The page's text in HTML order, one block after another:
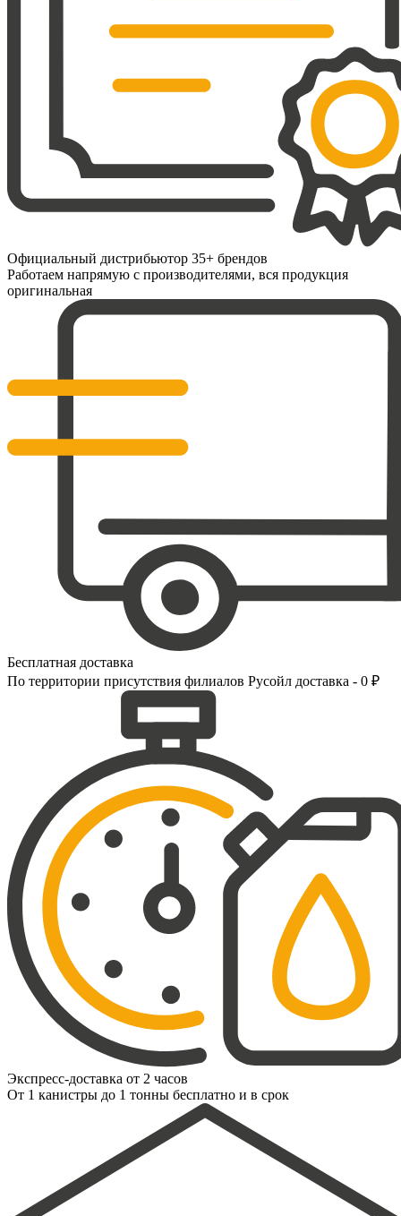
Официальный дистрибьютор 35+ брендов
Работаем напрямую с производителями, вся продукция
оригинальная
Бесплатная доставка
По территории присутствия филиалов Русойл доставка - 0 ₽
Экспресс-доставка от 2 часов
От 1 канистры до 1 тонны бесплатно и в срок